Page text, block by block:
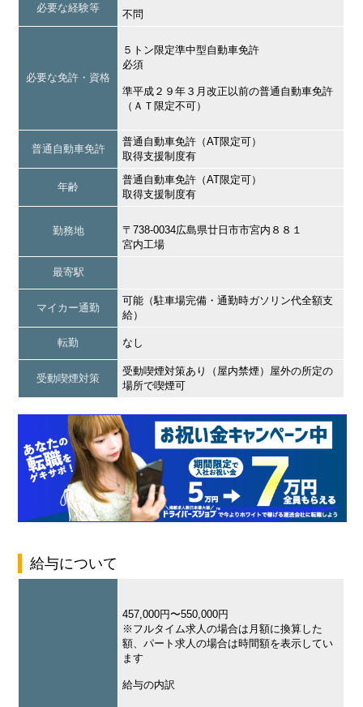
必要な経験等
不問
必要な免許・資格
５トン限定準中型自動車免許
必須
準平成２９年３月改正以前の普通自動車免許
（ＡＴ限定不可）
普通自動車免許
普通自動車免許（AT限定可）
取得支援制度有
年齢
普通自動車免許（AT限定可）
取得支援制度有
勤務地
〒738-0034広島県廿日市市宮内８８１
宮内工場
最寄駅
マイカー通勤
可能（駐車場完備・通勤時ガソリン代全額支
給）
転勤 なし
受動喫煙対策
受動喫煙対策あり（屋内禁煙）屋外の所定の
場所で喫煙可
給与について
457,000円〜550,000円
※フルタイム求人の場合は月額に換算した
額、パート求人の場合は時間額を表示してい
ます
給与の内訳